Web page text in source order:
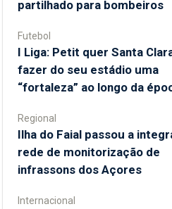
partilhado para bombeiros
Futebol
I Liga: Petit quer Santa
fazer do seu estádio uma
“fortaleza” ao longo da
Regional
Ilha do Faial passou a
rede de monitorização de
infrassons dos Açores
Internacional